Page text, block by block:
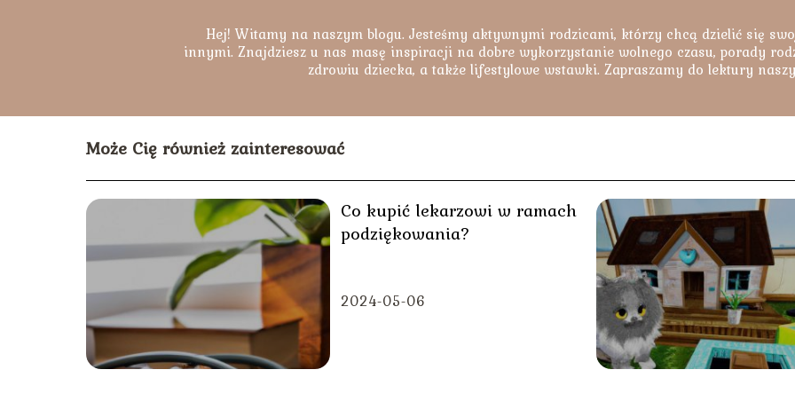
Hej! Witamy na naszym blogu. Jesteśmy aktywnymi rodzicami, którzy chcą dzielić się
innymi. Znajdziesz u nas masę inspiracji na dobre wykorzystanie wolnego czasu, porady
zdrowiu dziecka, a także lifestylowe wstawki. Zapraszamy do lektury
Może Cię również zainteresować
Co kupić lekarzowi w ramach
podziękowania?
2024-05-06